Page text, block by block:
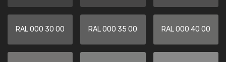
RAL 000 30 00 RAL 000 35 00 RAL 000 40 00